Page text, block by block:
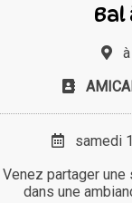
Bal
à
samedi
Venez partager
dans une